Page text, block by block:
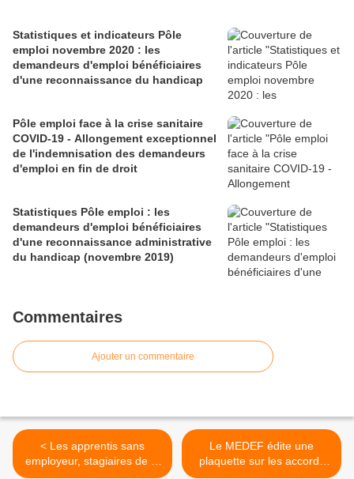
Statistiques et indicateurs Pôle
emploi novembre 2020 : les
demandeurs d'emploi bénéficiaires
d'une reconnaissance du handicap
Pôle emploi face à la crise sanitaire
COVID-19 - Allongement exceptionnel
de l'indemnisation des demandeurs
d'emploi en fin de droit
Statistiques Pôle emploi : les
demandeurs d'emploi bénéficiaires
d'une reconnaissance administrative
du handicap (novembre 2019)
Commentaires
Ajouter un commentaire
< Les apprentis sans
employeur, stagiaires de la
formation professionnelle
Le MEDEF édite une
plaquette sur les accords
signés en faveur de l'emploi